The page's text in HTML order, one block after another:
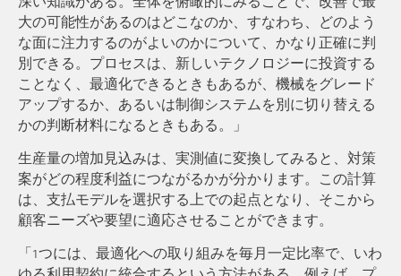
深い知識がある。全体を俯瞰的にみることで、改善で最
大の可能性があるのはどこなのか、すなわち、どのよう
な面に注力するのがよいのかについて、かなり正確に判
別できる。プロセスは、新しいテクノロジーに投資する
ことなく、最適化できるときもあるが、機械をグレード
アップするか、あるいは制御システムを別に切り替える
かの判断材料になるときもある。」
生産量の増加見込みは、実測値に変換してみると、対策
案がどの程度利益につながるかが分かります。この計算
は、支払モデルを選択する上での起点となり、そこから
顧客ニーズや要望に適応させることができます。
「1つには、最適化への取り組みを毎月一定比率で、いわ